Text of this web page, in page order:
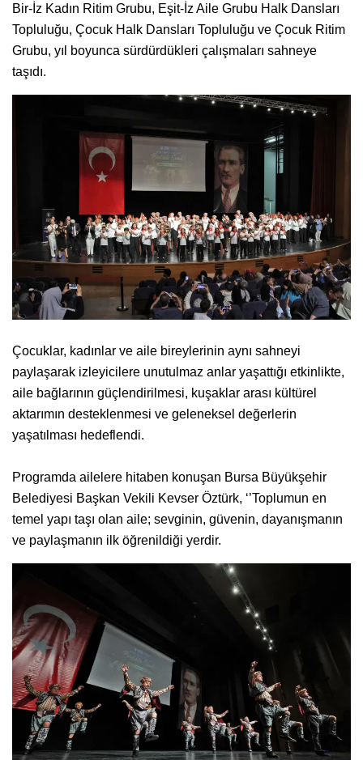
Bir-İz Kadın Ritim Grubu, Eşit-İz Aile Grubu Halk Dansları
Topluluğu, Çocuk Halk Dansları Topluluğu ve Çocuk Ritim
Grubu, yıl boyunca sürdürdükleri çalışmaları sahneye
taşıdı.
Çocuklar, kadınlar ve aile bireylerinin aynı sahneyi
paylaşarak izleyicilere unutulmaz anlar yaşattığı etkinlikte,
aile bağlarının güçlendirilmesi, kuşaklar arası kültürel
aktarımın desteklenmesi ve geleneksel değerlerin
yaşatılması hedeflendi.
Programda ailelere hitaben konuşan Bursa Büyükşehir
Belediyesi Başkan Vekili Kevser Öztürk, ‘’Toplumun en
temel yapı taşı olan aile; sevginin, güvenin, dayanışmanın
ve paylaşmanın ilk öğrenildiği yerdir.